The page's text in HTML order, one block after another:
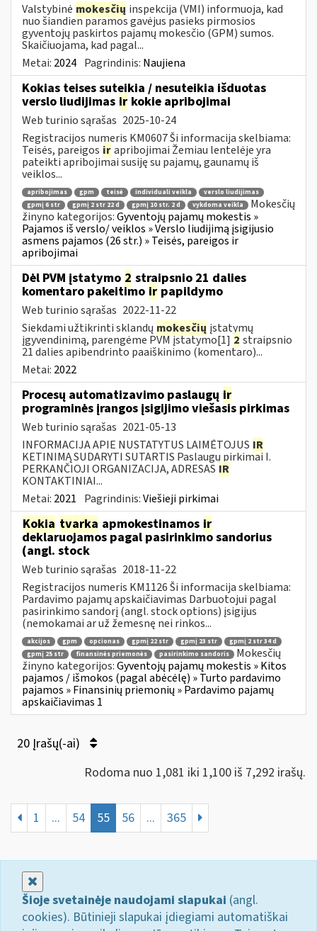
Valstybinė mokesčių inspekcija (VMI) informuoja, kad
nuo šiandien paramos gavėjus pasieks pirmosios
gyventojų paskirtos pajamų mokesčio (GPM) sumos.
Skaičiuojama, kad pagal...
Metai: 2024 Pagrindinis: Naujiena
Kokias teises suteikia / nesuteikia išduotas
verslo liudijimas ir kokie apribojimai
Web turinio sąrašas 2025-10-24
Registracijos numeris KM0607 Ši informacija skelbiama:
Teisės, pareigos irapribojimai Žemiau lentelėje yra
pateikti apribojimai susiję su pajamų, gaunamų iš
veiklos...
apribojimas gpm teisė individuali veikla
verslo liudijimas
gpmį 6 str
gpmį 2 str 22 d gpmį 10 str. 2 d vykdoma veikla
Mokesčių
žinyno kategorijos:Gyventojų pajamų mokestis »
Pajamos iš verslo/ veiklos » Verslo liudijimą įsigijusio
asmens pajamos (26 str.) » Teisės, pareigos ir
apribojimai
Dėl PVM įstatymo 2 straipsnio 21 dalies
komentaro pakeitimo ir papildymo
Web turinio sąrašas 2022-11-22
Siekdami užtikrinti sklandų mokesčių įstatymų
įgyvendinimą, parengėme PVM įstatymo[1] 2 straipsnio
21 dalies apibendrinto paaiškinimo (komentaro)...
Metai: 2022
Procesų automatizavimo paslaugų ir
programinės įrangos įsigijimo viešasis pirkimas
Web turinio sąrašas 2021-05-13
INFORMACIJA APIE NUSTATYTUS LAIMĖTOJUS IR
KETINIMĄ SUDARYTI SUTARTIS Paslaugų pirkimai I.
PERKANČIOJI ORGANIZACIJA, ADRESAS IR
KONTAKTINIAI...
Metai: 2021 Pagrindinis:Viešieji pirkimai
Kokia tvarka apmokestinamos ir
deklaruojamos pagal pasirinkimo sandorius
(angl. stock
Web turinio sąrašas 2018-11-22
Registracijos numeris KM1126 Ši informacija skelbiama:
Pardavimo pajamų apskaičiavimas Darbuotojui pagal
pasirinkimo sandorį (angl. stock options) įsigijus
(nemokamai ar už žemesnę nei rinkos...
akcijos gpm opcionas gpmį 22 str gpmį 23 str
gpmį 2 str 34 d
gpmį 25 str
finansinės priemonės pasirinkimo sandoris
Mokesčių
žinyno kategorijos:Gyventojų pajamų mokestis » Kitos
pajamos / išmokos (pagal abėcėlę) » Turto pardavimo
pajamos » Finansinių priemonių » Pardavimo pajamų
apskaičiavimas 1
20 Įrašų(-ai)
Rodoma nuo 1,081 iki 1,100 iš 7,292 irašų.
1 ... 54 55 56 ... 365
Šioje svetainėje naudojami slapukai (angl.
cookies). Būtinieji slapukai įdiegiami automatiškai